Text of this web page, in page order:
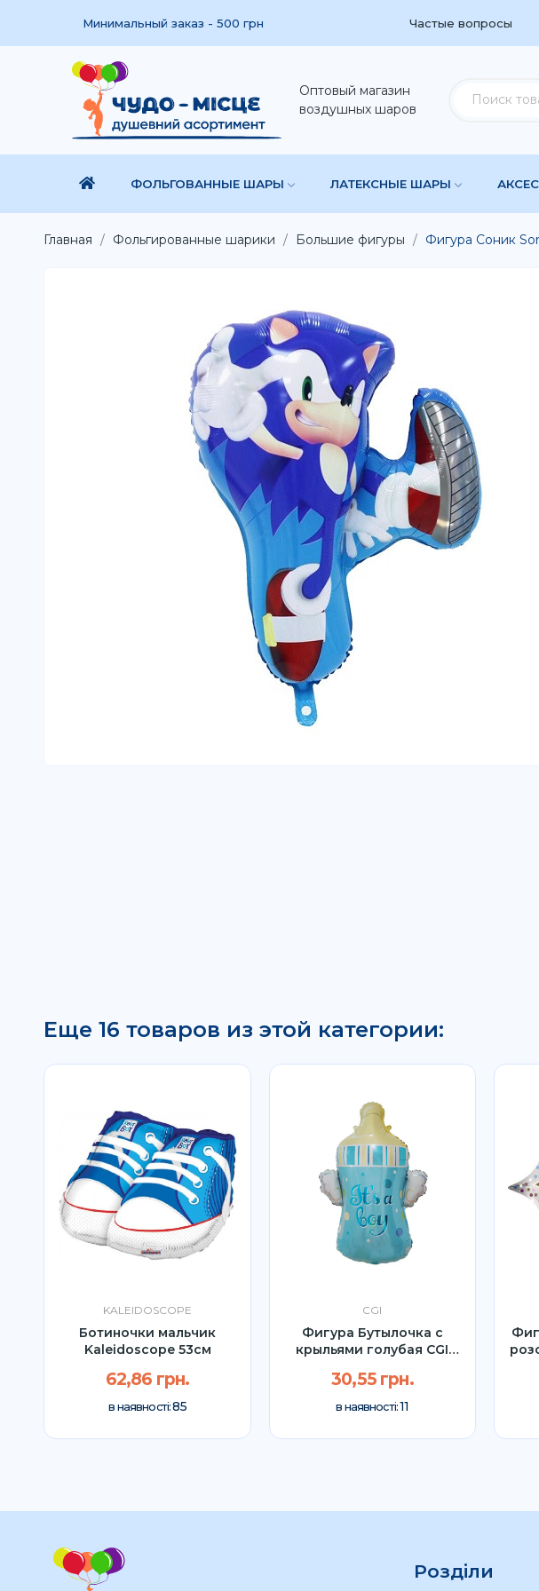
Минимальный заказ - 500 грн Частые вопросы
Оптовый магазин
воздушных шаров
ФОЛЬГОВАННЫЕ ШАРЫ ЛАТЕКСНЫЕ ШАРЫ
Главная Фольгированные шарики Большие фигуры Фигура Соник
Еще 16 товаров из этой категории:
KALEIDOSCOPE
Ботиночки мальчик
Kaleidoscope 53см
62,86 грн.
в наявності:85
CGI
Фигура Бутылочка с
крыльями голубая CGI
30,55 грн.
в наявності:11
Розділи